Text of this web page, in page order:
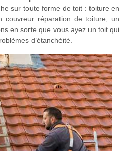
sur toute forme de toit : toiture en
couvreur réparation de toiture, un
en sorte que vous ayez un toit qui
d’étanchéité.